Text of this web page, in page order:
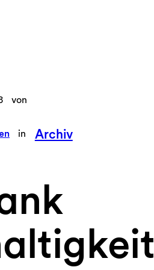
von
in Archiv